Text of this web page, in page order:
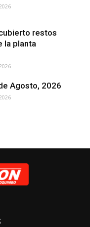
restos
la planta
Agosto, 2026